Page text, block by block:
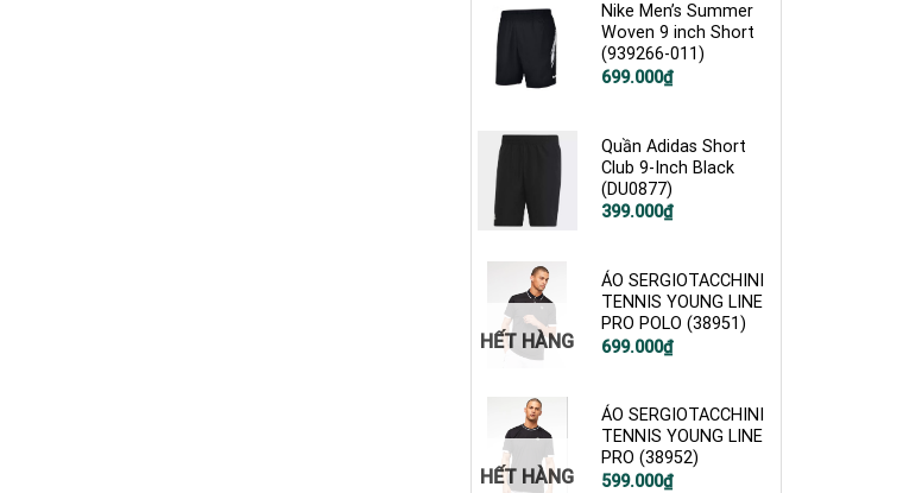
Nike Men’s Summer
Woven 9 inch Short
(939266-011)
Giá
699.000₫
Giá
699.000₫.
Quần Adidas Short
Club 9-Inch Black
(DU0877)
Giá
399.000₫
Giá
399.000₫.
HẾT HÀNG
ÁO SERGIOTACCHINI
TENNIS YOUNG LINE
PRO POLO (38951)
699.000₫
HẾT HÀNG
ÁO SERGIOTACCHINI
TENNIS YOUNG LINE
PRO (38952)
Giá
599.000₫
Giá